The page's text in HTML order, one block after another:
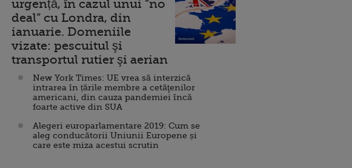
urgență, în cazul unui ”no
deal” cu Londra, din
ianuarie. Domeniile
vizate: pescuitul şi
transportul rutier şi aerian
New York Times: UE vrea să interzică
intrarea în țările membre a cetăţenilor
americani, din cauza pandemiei încă
foarte active din SUA
Alegeri europarlamentare 2019: Cum se
aleg conducătorii Uniunii Europene și
care este miza acestui scrutin